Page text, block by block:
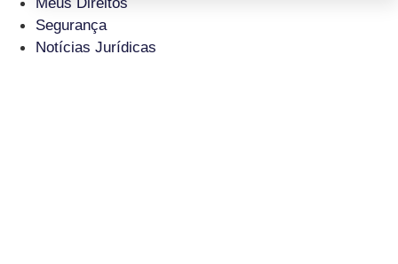
Segurança
Notícias Jurídicas